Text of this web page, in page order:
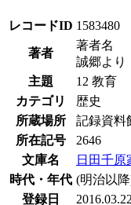
レコードID 1583480
著者
著者名
誠郷より
主題
12 教育
カテゴリ
歴史
所蔵場所
記録資料
所在記号
2646
文庫名
日田千原
時代・年代 (明治以
登録日
2016.03.22